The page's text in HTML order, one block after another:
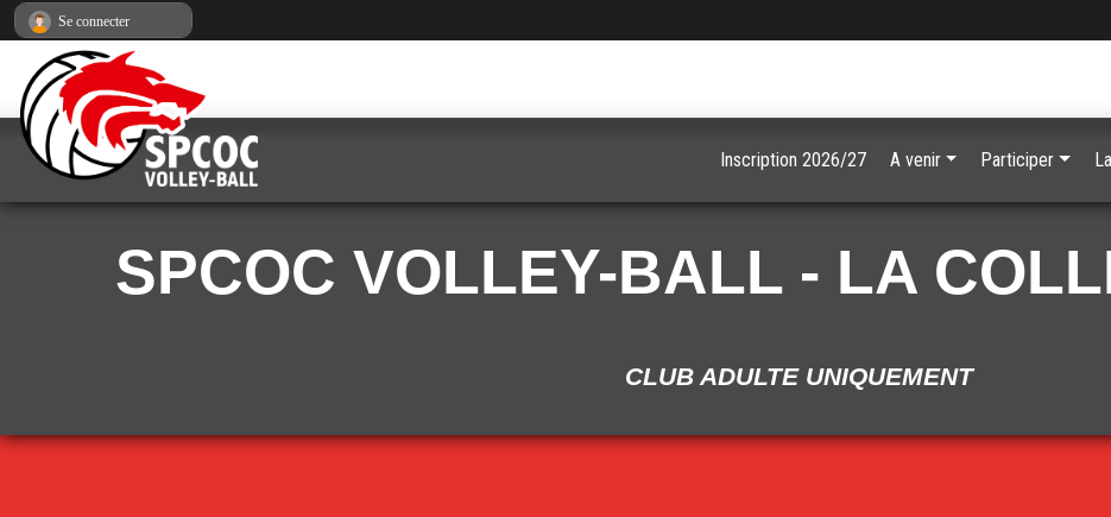
SPCOC VOLLEY-BALL - LA
CLUB ADULTE UNIQUEMENT
Inscription 2026/27 A venir Participer
Se connecter
Panneau de gestion des cookies